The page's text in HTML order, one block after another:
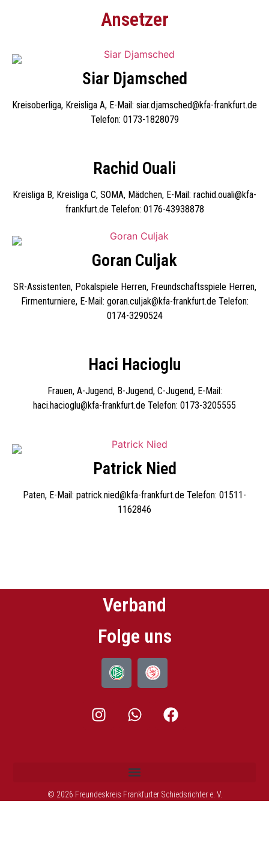
Ansetzer
Siar Djamsched
Kreisoberliga, Kreisliga A, E-Mail: siar.djamsched@kfa-frankfurt.de
Telefon: 0173-1828079
Rachid Ouali
Kreisliga B, Kreisliga C, SOMA, Mädchen, E-Mail: rachid.ouali@kfa-
frankfurt.de Telefon: 0176-43938878
Goran Culjak
SR-Assistenten, Pokalspiele Herren, Freundschaftsspiele Herren,
Firmenturniere, E-Mail: goran.culjak@kfa-frankfurt.de Telefon:
0174-3290524
Haci Hacioglu
Frauen, A-Jugend, B-Jugend, C-Jugend, E-Mail:
haci.hacioglu@kfa-frankfurt.de Telefon: 0173-3205555
Patrick Nied
Paten, E-Mail: patrick.nied@kfa-frankfurt.de Telefon: 01511-
1162846
Verband
Folge uns
© 2026 Freundeskreis Frankfurter Schiedsrichter e. V.